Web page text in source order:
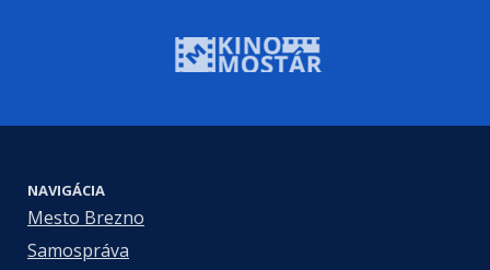
NAVIGÁCIA
Mesto Brezno
Samospráva